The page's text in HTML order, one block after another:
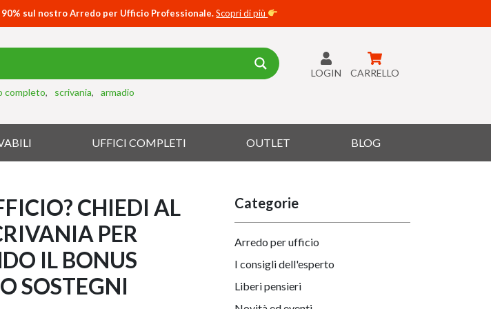
90% sul nostro Arredo per Ufficio Professionale.Scopri di più
completo scrivania armadio
LOGIN CARRELLO
UFFICI COMPLETI OUTLET BLOG
CHIEDI AL
PER
IL BONUS
SOSTEGNI
Categorie
Arredo per ufficio
I consigli dell'esperto
Liberi pensieri